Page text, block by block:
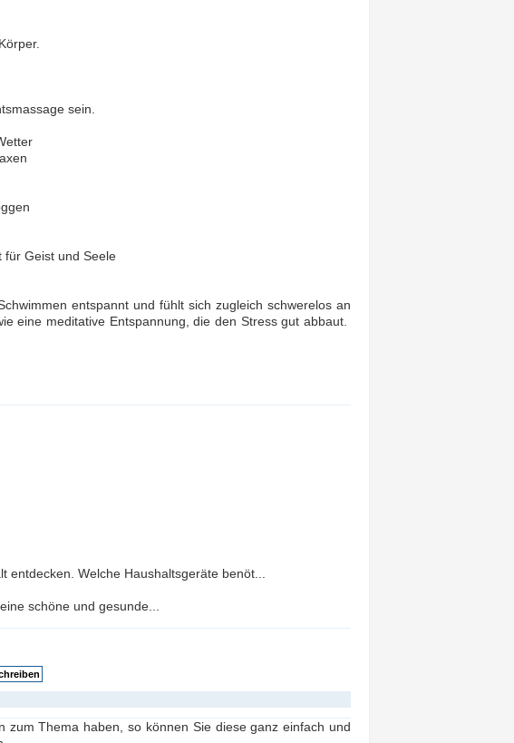
sein.
für Geist und Seele
entspannt und fühlt sich zugleich schwerelos an
eine meditative Entspannung, die den Stress gut abbaut.
Welche Haushaltsgeräte benöt...
schöne und gesunde...
Thema haben, so können Sie diese ganz einfach und